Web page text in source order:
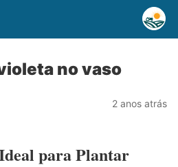
no vaso
2 anos atrás
para Plantar